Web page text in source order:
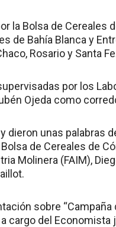
la Bolsa de Cereales
de Bahía Blanca y
Rosario y Santa
por los
Ojeda como
dieron unas palabras
de Cereales de
Molinera (FAIM),
sobre
cargo del